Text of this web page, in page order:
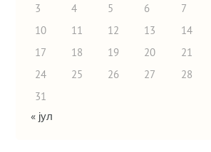
3
4 5 6 7
10
11 12 13 14
17
18 19 20 21
24
25 26 27 28
31
« јул